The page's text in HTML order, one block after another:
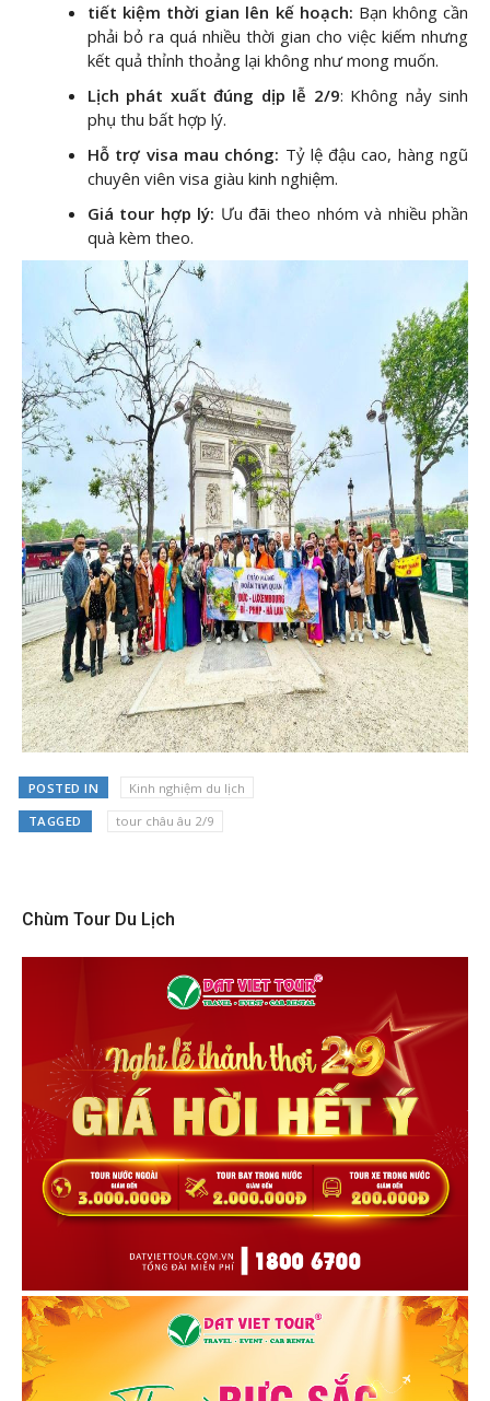
tiết kiệm thời gian lên kế hoạch: Bạn không cần
phải bỏ ra quá nhiều thời gian cho việc kiếm nhưng
kết quả thỉnh thoảng lại không như mong muốn.
Lịch phát xuất đúng dịp lễ 2/9: Không nảy sinh
phụ thu bất hợp lý.
Hỗ trợ visa mau chóng: Tỷ lệ đậu cao, hàng ngũ
chuyên viên visa giàu kinh nghiệm.
Giá tour hợp lý: Ưu đãi theo nhóm và nhiều phần
quà kèm theo.
POSTED IN Kinh nghiệm du lịch
TAGGED tour châu âu 2/9
Chùm Tour Du Lịch